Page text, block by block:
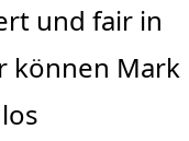
und fair in
können Mark